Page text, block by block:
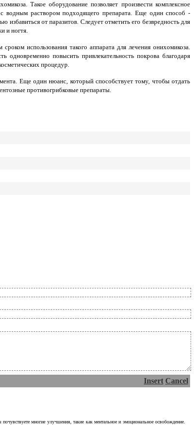
. Такое оборудование позволяет произвести комплексное
с водным раствором подходящего препарата. Еще один способ -
от паразитов. Следует отметить его безвредность для
и ногтя.
использования такого аппарата для лечения онихомикоза.
одновременно повысить привлекательность покрова благодаря
процедур.
Еще один нюанс, который способствует тому, чтобы отдать
противогрибковые препараты.
Insert Cancel
многие улучшения, такие как ментальное и эмоциональное освобождение.